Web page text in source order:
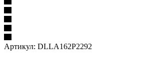
Артикул: DLLA162P2292